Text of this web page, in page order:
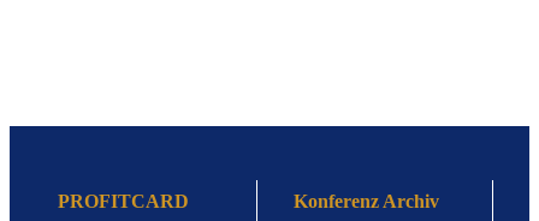
PROFITCARD
Konferenz Archiv